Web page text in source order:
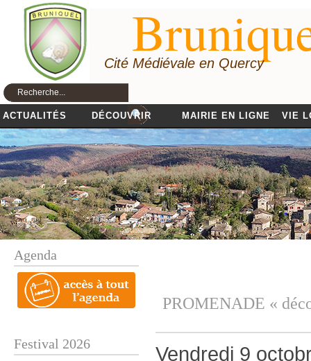
Cité Médiévale en Quercy
ACTUALITÉS DÉCOUVRIR MAIRIE EN LIGNE VIE
Agenda
Festival 2026
PROMENADE «
Vendredi 9